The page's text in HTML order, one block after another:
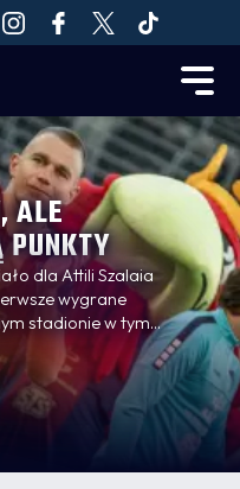
ALE
dla Attili Szalaia
wygrane
stadionie w tym
klubu strzelony
po meczu nie
liczy się przede
Dominik Markiewicz.